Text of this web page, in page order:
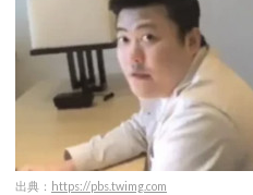
出典： https://pbs.twimg.com